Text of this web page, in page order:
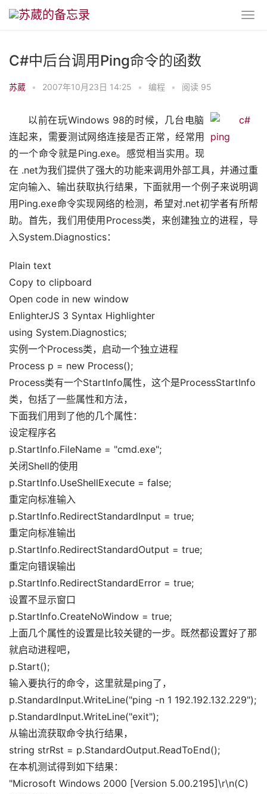
C#中后台调用Ping命令的函数
苏葳 • 2007年10月23日 14:25 • 编程 • 阅读 95
以前在玩Windows 98的时候，几台电脑
连起来，需要测试网络连接是否正常，经常用
的一个命令就是Ping.exe。感觉相当实用。现
在 .net为我们提供了强大的功能来调用外部工具，并通过重
定向输入、输出获取执行结果，下面就用一个例子来说明调
用Ping.exe命令实现网络的检测，希望对.net初学者有所帮
助。首先，我们用使用Process类，来创建独立的进程，导
入System.Diagnostics：
Plain text
Copy to clipboard
Open code in new window
EnlighterJS 3 Syntax Highlighter
using System.Diagnostics;
实例一个Process类，启动一个独立进程
Process p = new Process();
Process类有一个StartInfo属性，这个是ProcessStartInfo
类，包括了一些属性和方法，
下面我们用到了他的几个属性：
设定程序名
p.StartInfo.FileName = "cmd.exe";
关闭Shell的使用
p.StartInfo.UseShellExecute = false;
重定向标准输入
p.StartInfo.RedirectStandardInput = true;
重定向标准输出
p.StartInfo.RedirectStandardOutput = true;
重定向错误输出
p.StartInfo.RedirectStandardError = true;
设置不显示窗口
p.StartInfo.CreateNoWindow = true;
上面几个属性的设置是比较关键的一步。既然都设置好了那
就启动进程吧，
p.Start();
输入要执行的命令，这里就是ping了，
p.StandardInput.WriteLine("ping -n 1 192.192.132.229");
p.StandardInput.WriteLine("exit");
从输出流获取命令执行结果，
string strRst = p.StandardOutput.ReadToEnd();
在本机测试得到如下结果：
"Microsoft Windows 2000 [Version 5.00.2195]\r\n(C)